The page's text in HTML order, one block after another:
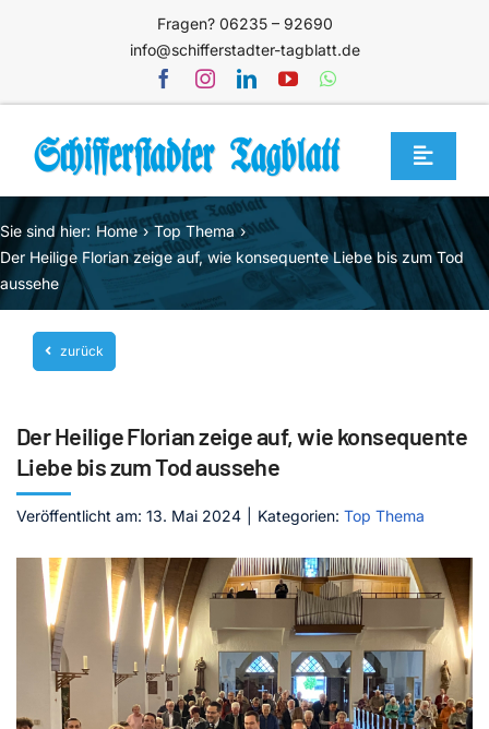
Fragen? 06235 – 92690
info@schifferstadter-tagblatt.de
Toggle
Home
Themen
Blog
Unternehmen
Mediathek
Jetzt abonnieren
Kontakt
Sie sind hier: Home
Top Thema
Der Heilige Florian zeige auf, wie konsequente Liebe bis zum Tod
aussehe
zurück
Der Heilige Florian zeige auf, wie konsequente
Liebe bis zum Tod aussehe
Veröffentlicht am: 13. Mai 2024 Kategorien: Top Thema